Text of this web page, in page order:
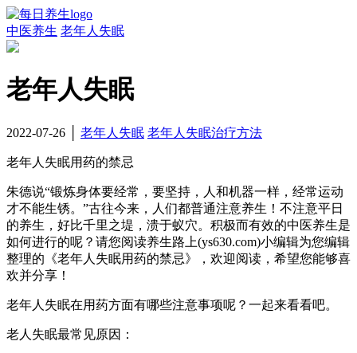
中医养生 老年人失眠
老年人失眠
2022-07-26 │ 老年人失眠 老年人失眠治疗方法
老年人失眠用药的禁忌
朱德说“锻炼身体要经常，要坚持，人和机器一样，经常运动
才不能生锈。”古往今来，人们都普通注意养生！不注意平日
的养生，好比千里之堤，溃于蚁穴。积极而有效的中医养生是
如何进行的呢？请您阅读养生路上(ys630.com)小编辑为您编辑
整理的《老年人失眠用药的禁忌》，欢迎阅读，希望您能够喜
欢并分享！
老年人失眠在用药方面有哪些注意事项呢？一起来看看吧。
老人失眠最常见原因：